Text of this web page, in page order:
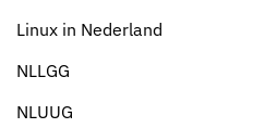
Linux in Nederland
NLLGG
NLUUG